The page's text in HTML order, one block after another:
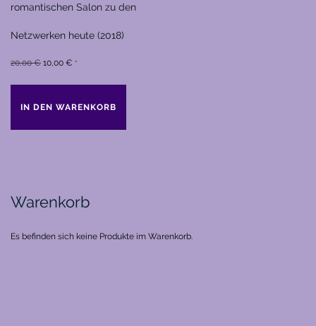
romantischen Salon zu den
Netzwerken heute (2018)
20,00€ Ursprünglicher
20,00 €
10,00 € Aktueller
10,00 €.
*
IN DEN WARENKORB
Warenkorb
Es befinden sich keine Produkte im Warenkorb.